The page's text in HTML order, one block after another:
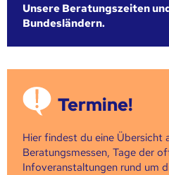
Unsere Beratungszeiten
Bundesländern.
Termine!
Hier findest du eine Übersicht
Beratungsmessen, Tage der
Infoveranstaltungen rund um